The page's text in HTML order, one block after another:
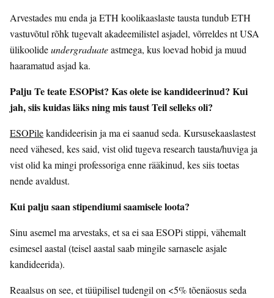
Arvestades mu enda ja ETH koolikaaslaste tausta tundub ETH
vastuvõtul rõhk tugevalt akadeemilistel asjadel, võrreldes nt USA
ülikoolideundergraduateastmega, kus loevad hobid ja muud
haaramatud asjad ka.
Palju Te teate ESOPist? Kas olete ise kandideerinud? Kui
jah, siis kuidas läks ning mis taust Teil selleks oli?
ESOPilekandideerisin ja ma ei saanud seda. Kursusekaaslastest
need vähesed, kes said, vist olid tugeva research tausta/huviga ja
vist olid ka mingi professoriga enne rääkinud, kes siis toetas
nende avaldust.
Kui palju saan stipendiumi saamisele loota?
Sinu asemel ma arvestaks, et sa ei saa ESOPi stippi, vähemalt
esimesel aastal (teisel aastal saab mingile sarnasele asjale
kandideerida).
Reaalsus on see, et tüüpilisel tudengil on <5% tõenäosus seda